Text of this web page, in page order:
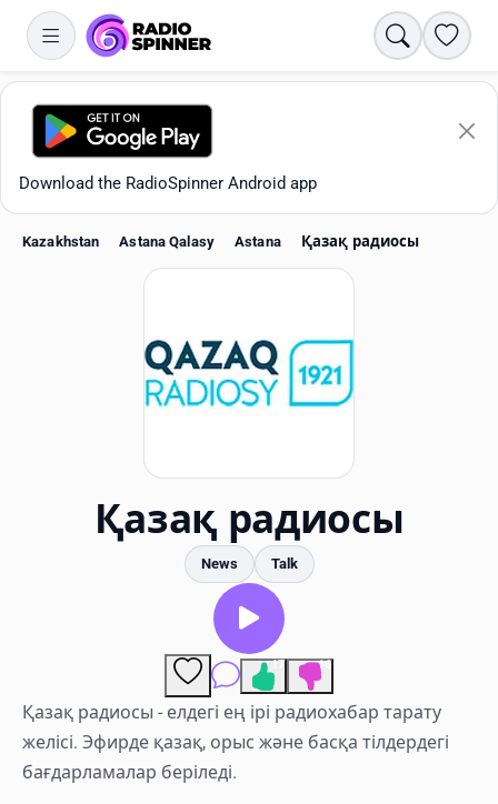
Search
Download the RadioSpinner Android app
History
Log in
Kazakhstan Astana Qalasy Astana Қазақ радиосы
Қазақ радиосы
News Talk
Comments
17 16
Қазақ радиосы - елдегі ең ірі радиохабар тарату
желісі. Эфирде қазақ, орыс және басқа тілдердегі
бағдарламалар беріледі.